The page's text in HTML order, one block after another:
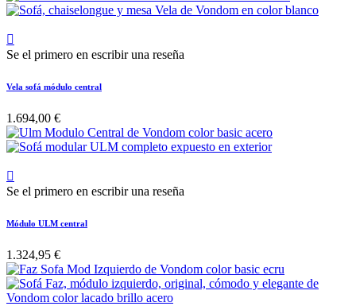

Se el primero en escribir una reseña
Vela sofá módulo central
1.694,00 €

Se el primero en escribir una reseña
Módulo ULM central
1.324,95 €